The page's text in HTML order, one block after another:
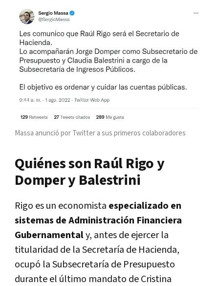
Massa anunció por Twitter a sus primeros colaboradores
Quiénes son Raúl Rigo y
Domper y Balestrini
Rigo es un economista especializado en
sistemas de Administración Financiera
Gubernamentaly, antes de ejercer la
titularidad de la Secretaría de Hacienda,
ocupó la Subsecretaría de Presupuesto
durante el último mandato de Cristina